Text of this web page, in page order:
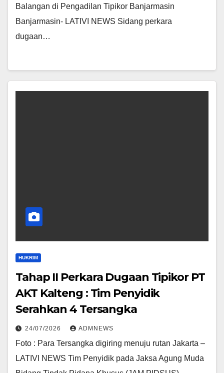
Balangan di Pengadilan Tipikor Banjarmasin
Banjarmasin- LATIVI NEWS Sidang perkara
dugaan…
HUKRIM
Tahap II Perkara Dugaan Tipikor PT
AKT Kalteng : Tim Penyidik
Serahkan 4 Tersangka
24/07/2026 ADMNEWS
Foto : Para Tersangka digiring menuju rutan Jakarta –
LATIVI NEWS Tim Penyidik pada Jaksa Agung Muda